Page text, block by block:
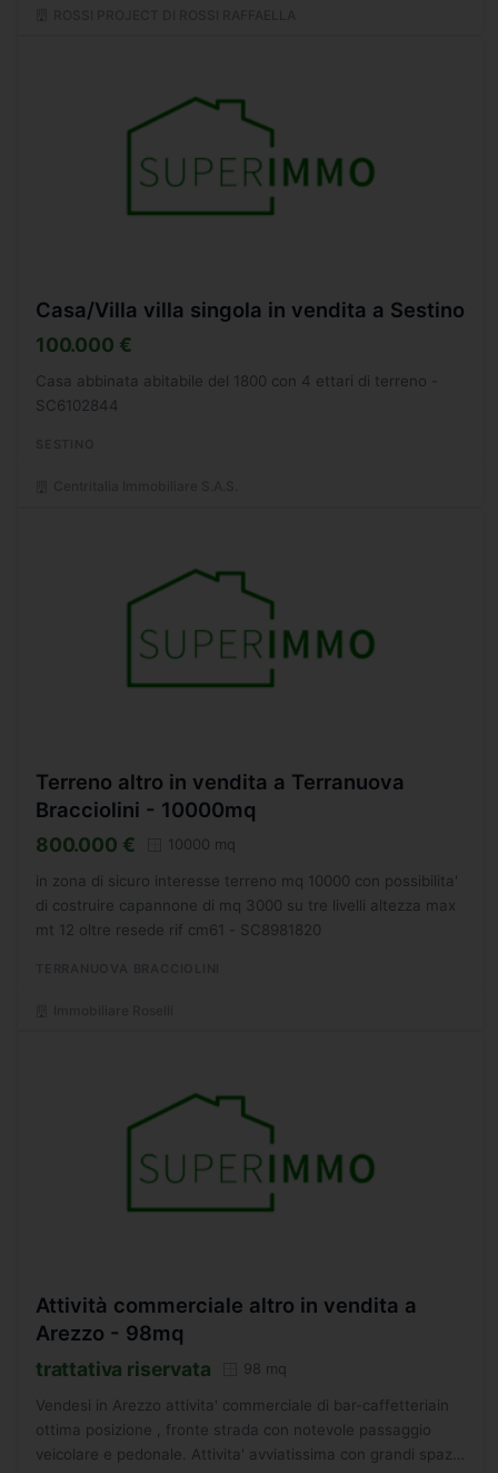
Casa/Villa villa singola in vendita a Sestino
100.000 €
Casa abbinata abitabile del 1800 con 4 ettari di terreno -
SC6102844
Terreno altro in vendita a Terranuova
Bracciolini - 10000mq
800.000 € 10000 mq
in zona di sicuro interesse terreno mq 10000 con possibilita'
di costruire capannone di mq 3000 su tre livelli altezza max
mt 12 oltre resede rif cm61 - SC8981820
Attività commerciale altro in vendita a
Arezzo - 98mq
trattativa riservata 98 mq
Vendesi in Arezzo attivita' commerciale di bar-caffetteriain
ottima posizione , fronte strada con notevole passaggio
veicolare e pedonale. Attivita' avviatissima con grandi spazi